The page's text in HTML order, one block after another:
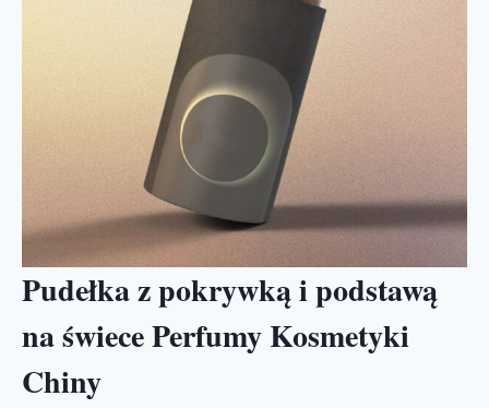
Pudełka z pokrywką i podstawą
na świece Perfumy Kosmetyki
Chiny